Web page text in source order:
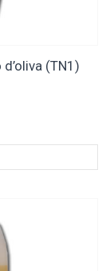
(TN1)